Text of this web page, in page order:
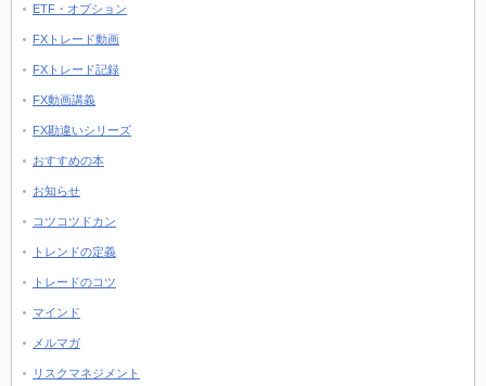
ETF・オプション
FXトレード動画
FXトレード記録
FX動画講義
FX勘違いシリーズ
おすすめの本
お知らせ
コツコツドカン
トレンドの定義
トレードのコツ
マインド
メルマガ
リスクマネジメント